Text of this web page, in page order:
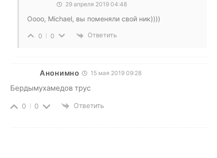
29 апреля 2019 04:48
Оооо, Michael, вы поменяли свой ник))))
0 0 Ответить
Анонимно 15 мая 2019 09:28
Бердымухамедов трус
0 0 Ответить